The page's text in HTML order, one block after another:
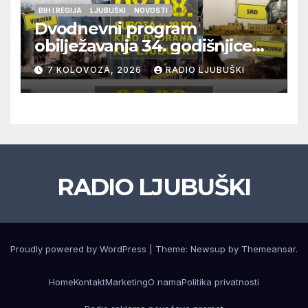
BIH I REGIJA LJUBUŠKI NOVOSTI
Dvodnevni program
obilježavanja 34. godišnjice
pogibije generala Blaža
Kraljevića i osmorice
pripadnika HOS-a
7 KOLOVOZA, 2026 RADIO LJUBUŠKI
RADIO LJUBUŠKI
Proudly powered by WordPress Theme: Newsup by Themeansar.
HomeKontaktMarketingO namaPolitika privatnosti